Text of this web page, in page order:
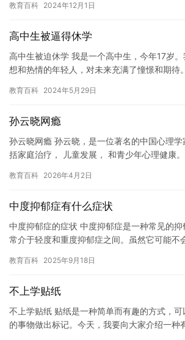
意一…
教育百科 2024年12月1日
高中生被逼得休学
高中生被迫休学 我是一个高中生，今年17岁
想和热情的年轻人，对未来充满了憧憬和期待
班…
教育百科 2024年5月29日
孙云晓网瘾
孙云晓网瘾 孙云晓，是一位著名的中国心理
括家庭治疗， 儿童发展， 和青少年心理健康
教育百科 2026年4月2日
中度抑郁症有什么症状
中度抑郁症的症状 中度抑郁症是一种常见的
常介于轻度和重度抑郁症之间。虽然它可能不
症…
教育百科 2025年9月18日
不上学贴纸
不上学贴纸 贴纸是一种简单而有趣的方式，
的事物做出标记。今天，我要向大家介绍一种